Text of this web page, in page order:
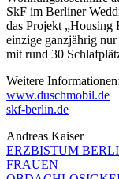
SkF im Berliner
das Projekt „Housing
einzige ganzjährig
mit rund 30
Weitere Informationen:
www.duschmobil.de
skf-berlin.de
Andreas Kaiser
ERZBISTUM
FRAUEN